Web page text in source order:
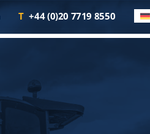
T +44 (0)20 7719 8550